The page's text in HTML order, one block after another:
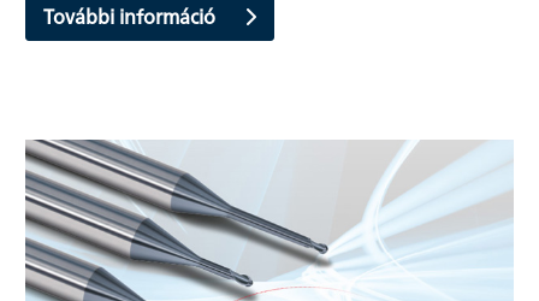
További információ